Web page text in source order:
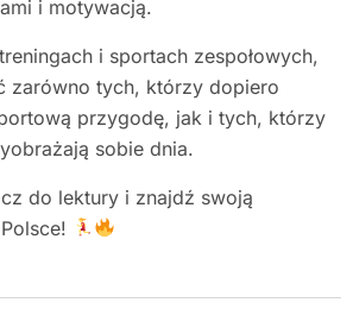
i motywacją.
i sportach zespołowych,
zarówno tych, którzy dopiero
przygodę, jak i tych, którzy
sobie dnia.
do lektury i znajdź swoją